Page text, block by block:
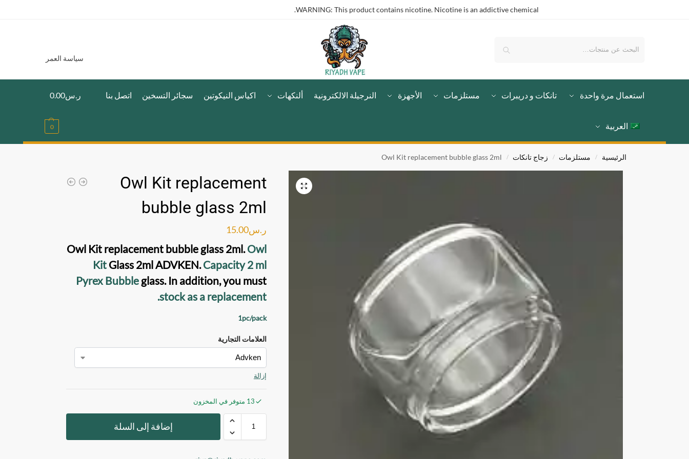
WARNING: This product contains nicotine. Nicotine is an addictive chemical.
سياسة العمر
استعمال مرة واحدة تانكات و دريبرات مستلزمات الأجهزة النرجيلة الالكترونية ألنكهات اكياس النيكوتين سجائر التسخين اتصل بنا
العربية
ر.س0.00
0
الرئيسية / مستلزمات / زجاج تانكات /
Owl Kit replacement bubble glass 2ml
Owl Kit replacement
bubble glass 2ml
ر.س15.00
Owl Kit replacement bubble glass2ml.Owl
KitGlass2mlADVKEN.Capacity 2 ml
Pyrex Bubbleglass. In addition, you must
stock as a replacement
.
1pc/pack
العلامات التجارية
إزالة
13 متوفر في المخزون
إضافة إلى السلة